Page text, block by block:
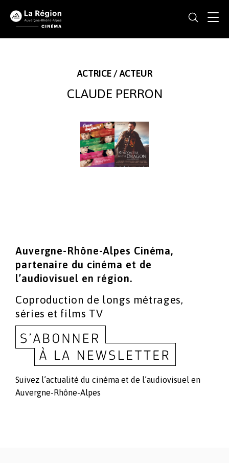
ACTRICE / ACTEUR
CLAUDE PERRON
Auvergne-Rhône-Alpes Cinéma,
partenaire du cinéma et de
l’audiovisuel en région.
Coproduction de longs métrages,
séries et films TV
Suivez l’actualité du cinéma et de l’audiovisuel en
Auvergne-Rhône-Alpes